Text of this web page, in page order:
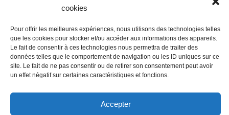
cookies
Pour offrir les meilleures expériences, nous utilisons des technologies telles
que les cookies pour stocker et/ou accéder aux informations des appareils.
Le fait de consentir à ces technologies nous permettra de traiter des
données telles que le comportement de navigation ou les ID uniques sur ce
site. Le fait de ne pas consentir ou de retirer son consentement peut avoir
un effet négatif sur certaines caractéristiques et fonctions.
Accepter
Nous contacter
Conditions Générales de Ventes
Politique de confidentialité
Mentions légales